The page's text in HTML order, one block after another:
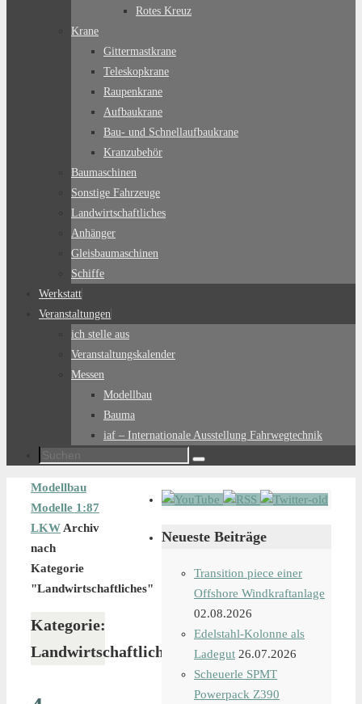
Rotes Kreuz
Krane
Gittermastkrane
Teleskopkrane
Raupenkrane
Aufbaukrane
Bau- und Schnellaufbaukrane
Kranzubehör
Baumaschinen
Sonstige Fahrzeuge
Landwirtschaftliches
Anhänger
Gleisbaumaschinen
Schiffe
Werkstatt
Veranstaltungen
ich stelle aus
Veranstaltungskalender
Messen
Modellbau
Bauma
iaf – Internationale Ausstellung Fahrwegtechnik
Suchen
Suchen
Start
Modellbau
Modelle 1:87
LKW Archiv
nach
Kategorie
"Landwirtschaftliches"
Kategorie:
Landwirtschaftliches
Neueste Beiträge
Transition piece einer
Offshore Windkraftanlage
02.08.2026
Edelstahl-Kolonne als
Ladegut 26.07.2026
Scheuerle SPMT
Powerpack Z390